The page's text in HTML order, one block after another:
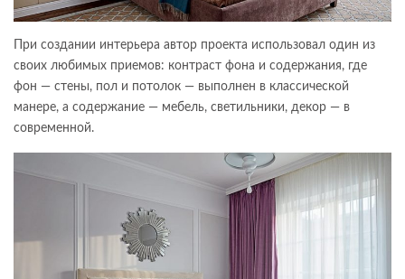
При создании интерьера автор проекта использовал один из
своих любимых приемов: контраст фона и содержания, где
фон — стены, пол и потолок — выполнен в классической
манере, а содержание — мебель, светильники, декор — в
современной.